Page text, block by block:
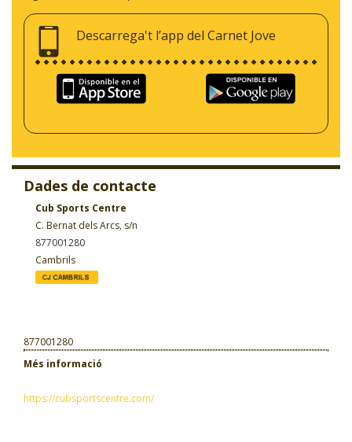
Descarrega't l’app del Carnet Jove
Dades de contacte
Cub Sports Centre
C. Bernat dels Arcs, s/n
877001280
Cambrils
877001280
Més informació
https://cubsportscentre.com/